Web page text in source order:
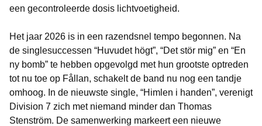
een gecontroleerde dosis lichtvoetigheid.
Het jaar 2026 is in een razendsnel tempo begonnen. Na
de singlesuccessen “Huvudet högt”, “Det stör mig” en “En
ny bomb” te hebben opgevolgd met hun grootste optreden
tot nu toe op Fållan, schakelt de band nu nog een tandje
omhoog. In de nieuwste single, “Himlen i handen”, verenigt
Division 7 zich met niemand minder dan Thomas
Stenström. De samenwerking markeert een nieuwe